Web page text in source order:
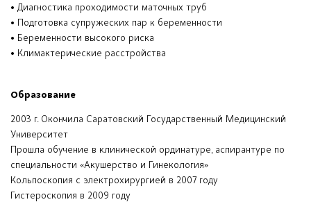
• Диагностика проходимости маточных труб
• Подготовка супружеских пар к беременности
• Беременности высокого риска
• Климактерические расстройства
Образование
2003 г. Окончила Саратовский Государственный Медицинский
Университет
Прошла обучение в клинической ординатуре, аспирантуре по
специальности «Акушерство и Гинекология»
Кольпоскопия с электрохирургией в 2007 году
Гистероскопия в 2009 году